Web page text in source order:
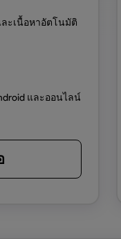
ะเนื้อหาอัตโนมัติ
และออนไลน์